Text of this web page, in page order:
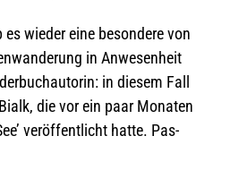
wie­der eine beson­dere von
in Anwe­sen­heit
in die­sem Fall
die vor ein paar Mona­ten
ver­öf­fent­licht hatte. Pas­